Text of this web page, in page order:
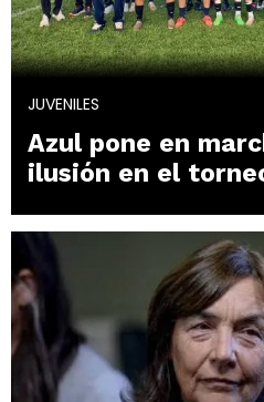
JUVENILES
Azul pone en
ilusión en el